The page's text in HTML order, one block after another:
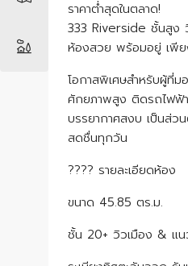
ราคาต่ำสุดในตลาด!
333 Riverside ชั้นสูง
ห้องสวย พร้อมอยู่ เพี
โอกาสพิเศษสำหรับผู้ที่ม
ศักยภาพสูง ติดรถไฟฟ้
บรรยากาศสงบ เป็นส่ว
สดชื่นทุกวัน
???? รายละเอียดห้อง
ขนาด 45.85 ตร.ม.
ชั้น 20+ วิวเมือง & แน